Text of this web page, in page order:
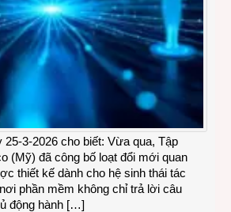
3-2026 cho biết: Vừa qua, Tập
(Mỹ) đã công bố loạt đổi mới quan
thiết kế dành cho hệ sinh thái tác
phần mềm không chỉ trả lời câu
động hành […]